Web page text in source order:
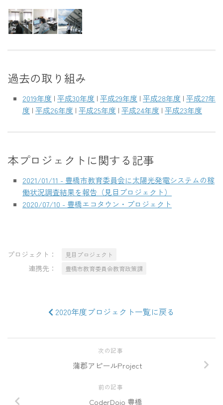
過去の取り組み
2019年度 | 平成30年度 | 平成29年度 | 平成28年度 | 平成27年
度 | 平成26年度 | 平成25年度 | 平成24年度 | 平成23年度
本プロジェクトに関する記事
2021/01/11 - 豊橋市教育委員会に太陽光発電システムの稼
働状況調査結果を報告（見目プロジェクト）
2020/07/10 - 豊橋エコタウン・プロジェクト
プロジェクト： 見目プロジェクト
連携先： 豊橋市教育委員会教育政策課
2020年度プロジェクト一覧に戻る
次の記事
蒲郡アピールProject
前の記事
CoderDojo 豊橋